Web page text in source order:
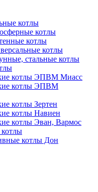
котлы
котлы
котлы
котлы
стальные котлы
котлы ЭПВМ Миасс
котлы ЭПВМ
котлы Зертен
котлы Навиен
котлы Эван, Вармос
котлы Дон